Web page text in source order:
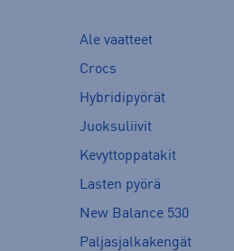
Ale vaatteet
Crocs
Hybridipyörät
Juoksuliivit
Kevyttoppatakit
Lasten pyörä
New Balance 530
Paljasjalkakengät